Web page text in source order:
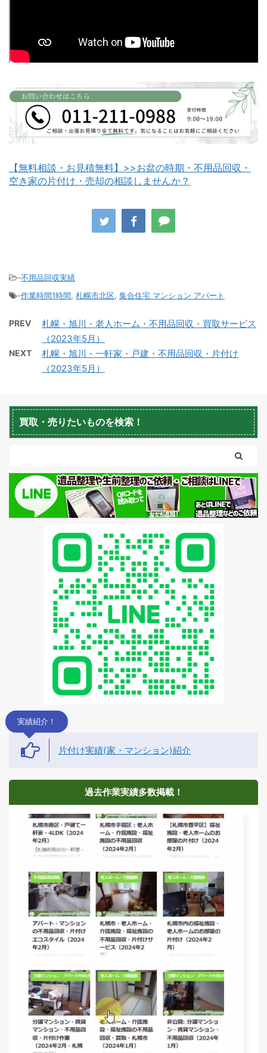
白老町不用品回収 長万部町不用品回収
蘭越町不用品回収 黒松内町不用品回収
【無料相談・お見積無料】>>お盆の時期・不用品回収・
空き家の片付け・売却の相談しませんか？
-不用品回収実績
-作業時間1時間, 札幌市北区, 集合住宅 マンション アパート
PREV
札幌・旭川・老人ホーム・不用品回収・買取サービス
（2023年5月）
NEXT
札幌・旭川・一軒家・戸建・不用品回収・片付け
（2023年5月）
買取・売りたいものを検索！
実績紹介！
片付け実績(家・マンション)紹介
過去作業実績多数掲載！